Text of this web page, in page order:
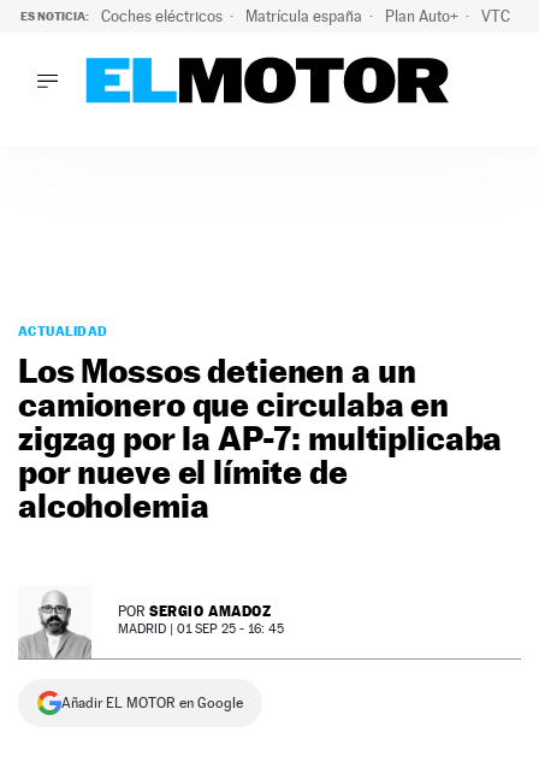
ES NOTICIA: Coches eléctricos Matrícula españa Plan Auto+ VTC
PODCAST
MOTOS
TECNOLOGÍA
SUPERCOCHES
MOTORTV
PREMIOS
SERVICIOS
SÍGUENOS
ACTUALIDAD
Los Mossos detienen a un
camionero que circulaba en
zigzag por la AP-7: multiplicaba
por nueve el límite de
alcoholemia
POR SERGIO AMADOZ
MADRID | 01 SEP 25 - 16: 45
Añadir EL MOTOR en Google